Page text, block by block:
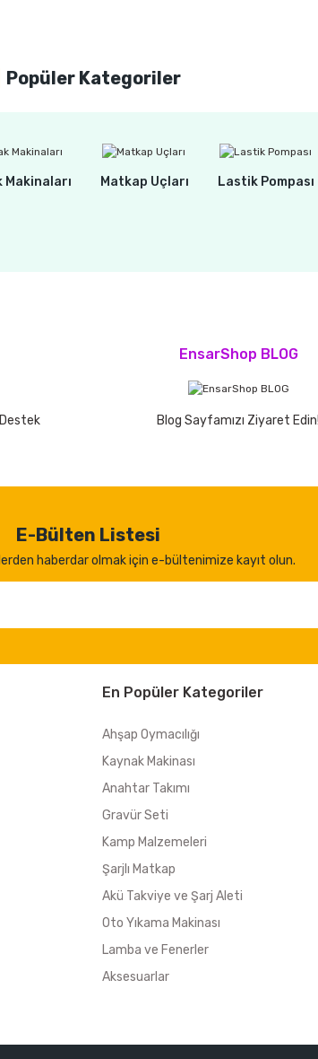
Popüler Kategoriler
Makinaları Matkap Uçları Lastik Pompası
EnsarShop BLOG
Blog Sayfamızı Ziyaret Edin!
E-Bülten Listesi
haberdar olmak için e-bültenimize kayıt olun.
En Popüler Kategoriler
Ahşap Oymacılığı
Kaynak Makinası
Anahtar Takımı
Gravür Seti
Kamp Malzemeleri
Şarjlı Matkap
Akü Takviye ve Şarj Aleti
Oto Yıkama Makinası
Lamba ve Fenerler
Aksesuarlar